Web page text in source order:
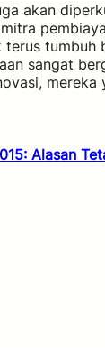
akan
tumbuh
sangat
Alasan